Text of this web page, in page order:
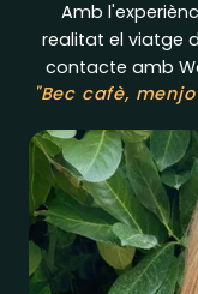
Amb
realitat el viatge
contacte amb
"Bec cafè,